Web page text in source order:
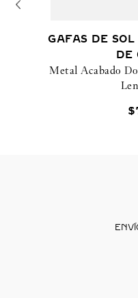
GAFAS DE
DE
Metal Acabado
$